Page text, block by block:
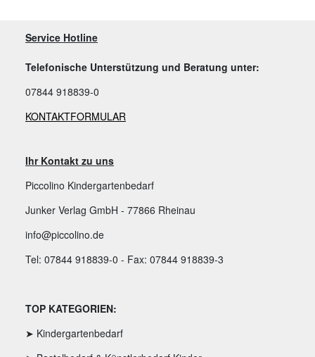
Service Hotline
Telefonische Unterstützung und Beratung unter:
07844 918839-0
KONTAKTFORMULAR
Ihr Kontakt zu uns
Piccolino Kindergartenbedarf
Junker Verlag GmbH - 77866 Rheinau
info@piccolino.de
Tel: 07844 918839-0 - Fax: 07844 918839-3
TOP KATEGORIEN:
➤ Kindergartenbedarf